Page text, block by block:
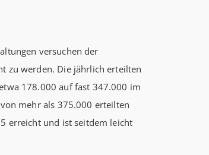
versuchen der
zu werden. Die jährlich erteilten
178.000 auf fast 347.000 im
mehr als 375.000 erteilten
erreicht und ist seitdem leicht